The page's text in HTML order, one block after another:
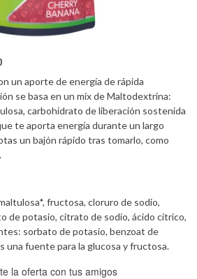
un aporte de energía de rápida
se basa en un mix de Maltodextrina:
carbohidrato de liberación sostenida
te aporta energía durante un largo
un bajón rápido tras tomarlo, como
fructosa, cloruro de sodio,
de potasio, citrato de sodio, ácido cítrico,
sorbato de potasio, benzoat de
una fuente para la glucosa y fructosa.
la oferta con tus amigos